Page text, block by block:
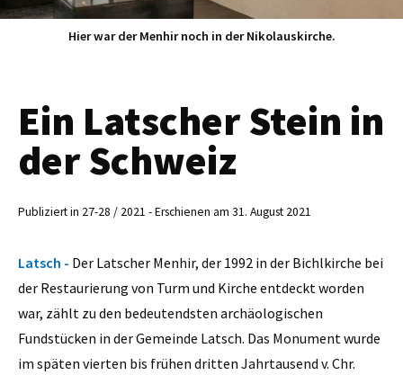
Hier war der Menhir noch in der Nikolauskirche.
Ein Latscher Stein in
der Schweiz
Publiziert in 27-28 / 2021 - Erschienen am 31. August 2021
Latsch - Der Latscher Menhir, der 1992 in der Bichlkirche bei
der Restaurierung von Turm und Kirche entdeckt worden
war, zählt zu den bedeutendsten archäologischen
Fundstücken in der Gemeinde Latsch. Das Monument wurde
im späten vierten bis frühen dritten Jahrtausend v. Chr.